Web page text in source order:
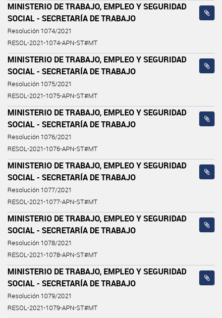
MINISTERIO DE TRABAJO, EMPLEO Y SEGURIDAD
SOCIAL - SECRETARÍA DE TRABAJO
Resolución 1074/2021
RESOL-2021-1074-APN-ST#MT
MINISTERIO DE TRABAJO, EMPLEO Y SEGURIDAD
SOCIAL - SECRETARÍA DE TRABAJO
Resolución 1075/2021
RESOL-2021-1075-APN-ST#MT
MINISTERIO DE TRABAJO, EMPLEO Y SEGURIDAD
SOCIAL - SECRETARÍA DE TRABAJO
Resolución 1076/2021
RESOL-2021-1076-APN-ST#MT
MINISTERIO DE TRABAJO, EMPLEO Y SEGURIDAD
SOCIAL - SECRETARÍA DE TRABAJO
Resolución 1077/2021
RESOL-2021-1077-APN-ST#MT
MINISTERIO DE TRABAJO, EMPLEO Y SEGURIDAD
SOCIAL - SECRETARÍA DE TRABAJO
Resolución 1078/2021
RESOL-2021-1078-APN-ST#MT
MINISTERIO DE TRABAJO, EMPLEO Y SEGURIDAD
SOCIAL - SECRETARÍA DE TRABAJO
Resolución 1079/2021
RESOL-2021-1079-APN-ST#MT